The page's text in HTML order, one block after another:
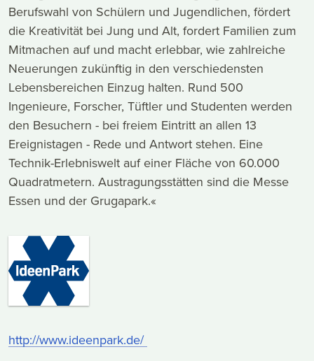
Berufswahl von Schülern und Jugendlichen, fördert
die Kreativität bei Jung und Alt, fordert Familien zum
Mitmachen auf und macht erlebbar, wie zahlreiche
Neuerungen zukünftig in den verschiedensten
Lebensbereichen Einzug halten. Rund 500
Ingenieure, Forscher, Tüftler und Studenten werden
den Besuchern - bei freiem Eintritt an allen 13
Ereignistagen - Rede und Antwort stehen. Eine
Technik-Erlebniswelt auf einer Fläche von 60.000
Quadratmetern. Austragungsstätten sind die Messe
Essen und der Grugapark.«
http://www.ideenpark.de/